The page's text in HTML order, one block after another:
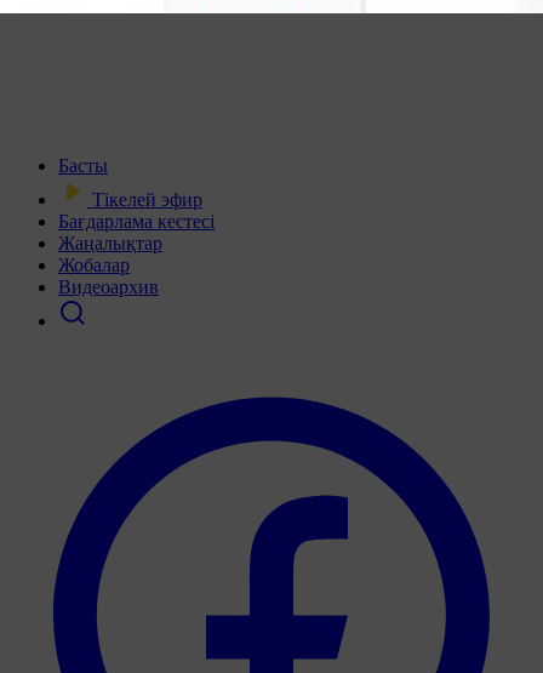
Басты
Тікелей эфир
Бағдарлама кестесі
Жаңалықтар
Жобалар
Видеоархив